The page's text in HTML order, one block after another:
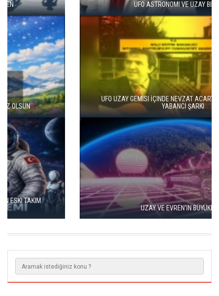
UFO ASTRONOMI VE UZAY BILIMLERI
UFO UZAY GEMISI İÇINDE NEVZAT ACARTÜRK'ÜN SÖĞLEDIĞI
YABANCI ŞARKI
UZAY VE EVREN'IN BÜYÜKLÜĞÜ